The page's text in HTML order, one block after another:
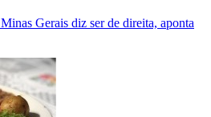
Gerais diz ser de direita, aponta